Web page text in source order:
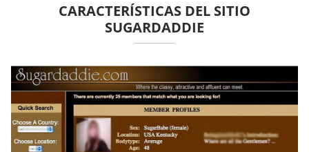
CARACTERÍSTICAS DEL SITIO
SUGARDADDIE